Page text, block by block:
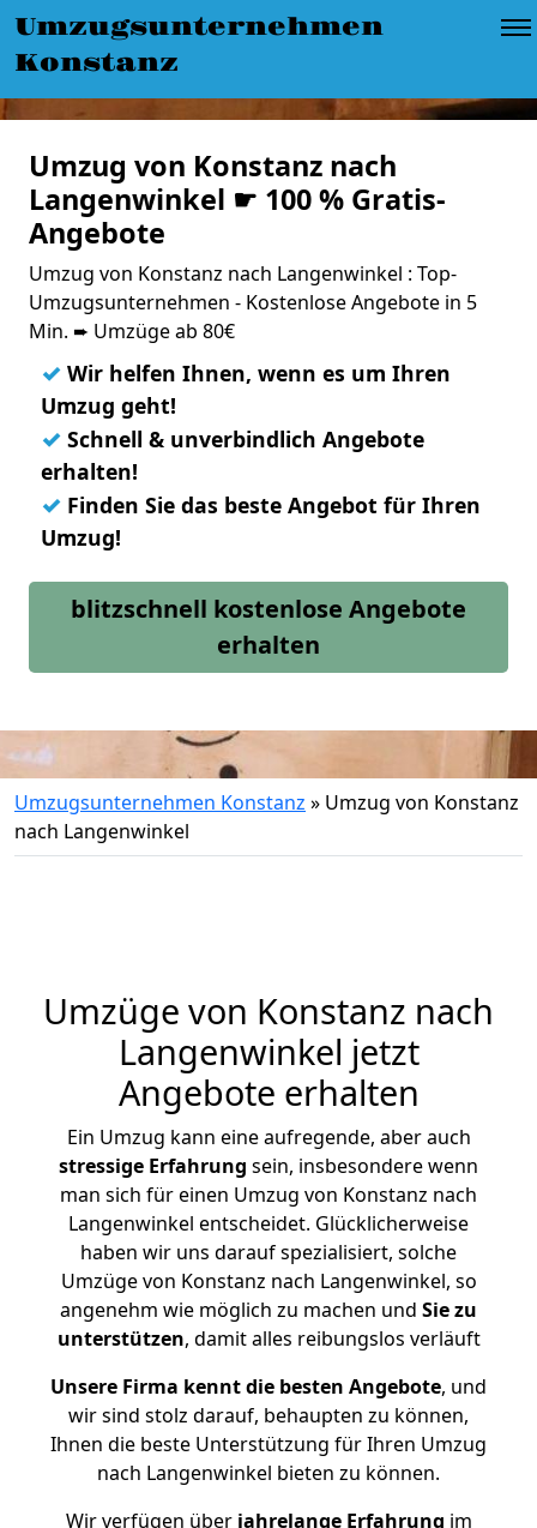
Umzugsunternehmen
Konstanz
Umzug von Konstanz nach
Langenwinkel ☛ 100 % Gratis-
Angebote
Umzug von Konstanz nach Langenwinkel : Top-
Umzugsunternehmen - Kostenlose Angebote in 5
Min. ➨ Umzüge ab 80€
✓ Wir helfen Ihnen, wenn es um Ihren
Umzug geht!
✓ Schnell & unverbindlich Angebote
erhalten!
✓ Finden Sie das beste Angebot für Ihren
Umzug!
blitzschnell kostenlose Angebote
erhalten
Umzugsunternehmen Konstanz » Umzug von Konstanz
nach Langenwinkel
Umzüge von Konstanz nach
Langenwinkel jetzt
Angebote erhalten
Ein Umzug kann eine aufregende, aber auch
stressige Erfahrung sein, insbesondere wenn
man sich für einen Umzug von Konstanz nach
Langenwinkel entscheidet. Glücklicherweise
haben wir uns darauf spezialisiert, solche
Umzüge von Konstanz nach Langenwinkel, so
angenehm wie möglich zu machen und Sie zu
unterstützen, damit alles reibungslos verläuft
Unsere Firma kennt die besten Angebote, und
wir sind stolz darauf, behaupten zu können,
Ihnen die beste Unterstützung für Ihren Umzug
nach Langenwinkel bieten zu können.
Wir verfügen überjahrelange Erfahrung im